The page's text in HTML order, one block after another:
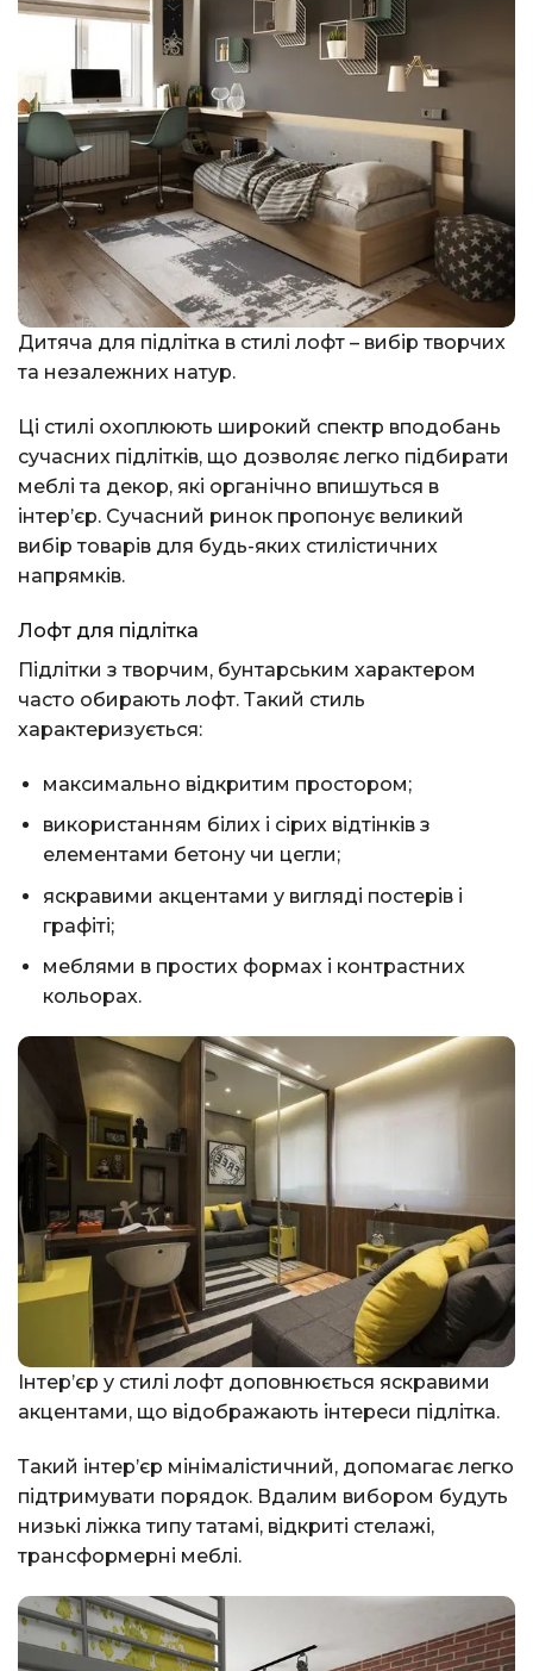
Дитяча для підлітка в стилі лофт – вибір творчих
та незалежних натур.
Ці стилі охоплюють широкий спектр вподобань
сучасних підлітків, що дозволяє легко підбирати
меблі та декор, які органічно впишуться в
інтер’єр. Сучасний ринок пропонує великий
вибір товарів для будь-яких стилістичних
напрямків.
Лофт для підлітка
Підлітки з творчим, бунтарським характером
часто обирають лофт. Такий стиль
характеризується:
максимально відкритим простором;
використанням білих і сірих відтінків з
елементами бетону чи цегли;
яскравими акцентами у вигляді постерів і
графіті;
меблями в простих формах і контрастних
кольорах.
Інтер’єр у стилі лофт доповнюється яскравими
акцентами, що відображають інтереси підлітка.
Такий інтер’єр мінімалістичний, допомагає легко
підтримувати порядок. Вдалим вибором будуть
низькі ліжка типу татамі, відкриті стелажі,
трансформерні меблі.